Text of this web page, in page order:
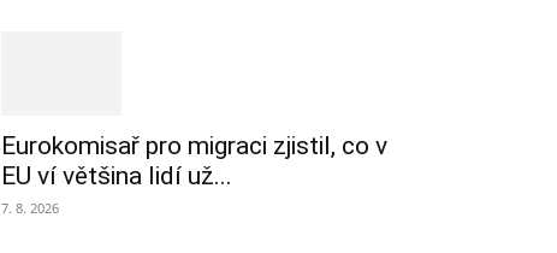
Eurokomisař pro migraci zjistil, co v
EU ví většina lidí už...
7. 8. 2026